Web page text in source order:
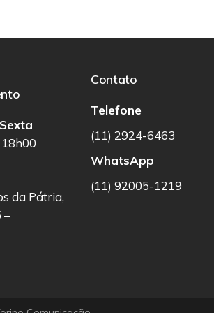
da Pátria,
–
Contato
Telefone
(11) 2924-6463
WhatsApp
(11) 92005-1219